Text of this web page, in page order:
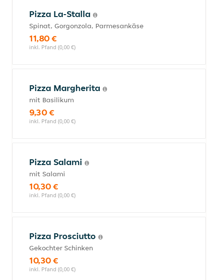
Pizza La-Stalla
Spinat, Gorgonzola, Parmesankäse
11,80 €
inkl. Pfand (0,00 €)
Pizza Margherita
mit Basilikum
9,30 €
inkl. Pfand (0,00 €)
Pizza Salami
mit Salami
10,30 €
inkl. Pfand (0,00 €)
Pizza Prosciutto
Gekochter Schinken
10,30 €
inkl. Pfand (0,00 €)